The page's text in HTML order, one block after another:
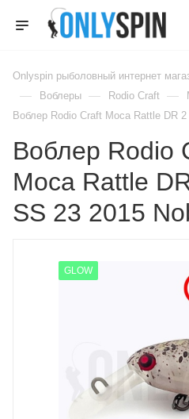
Onlyspin рыболовный интернет
— Воблеры — Rodio Craft —
Воблер Rodio Craft Moca Rattle DR
Воблер Rodio
Moca Rattle
SS 23 2015
GLOW